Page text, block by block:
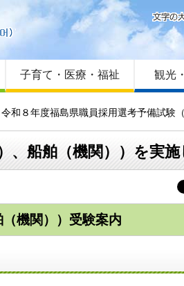
はじめての方へ
Foreign language
サイトマップ
子育て・医療・福祉 観光
令和８年度福島県職員採用選考予備試験
、船舶（機関））を実
機関））受験案内